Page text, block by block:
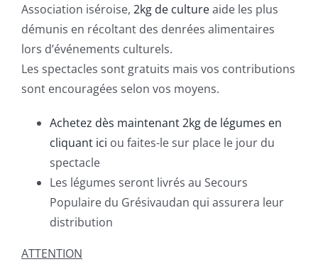
Association iséroise, 2kg de cultureaide les plus
démunis en récoltant des denrées alimentaires
lors d’événements culturels.
Les spectacles sont gratuits mais vos contributions
sont encouragées selon vos moyens.
Achetez dès maintenant 2kg de légumes en
cliquant ici ou faites-le sur place le jour du
spectacle
Les légumes seront livrés au Secours
Populaire du Grésivaudan qui assurera leur
distribution
ATTENTION